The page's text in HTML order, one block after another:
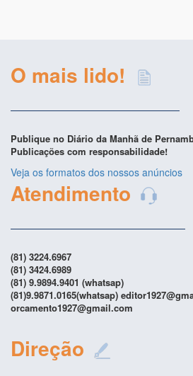
O mais lido!
Publique no Diário da Manhã de
Publicações com responsabilidade!
Veja os formatos dos nossos anúncios
Atendimento
(81) 3224.6967
(81) 3424.6989
(81) 9.9894.9401 (whatsap)
(81)9.9871.0165(whatsap)
orcamento1927@gmail.com
Direção